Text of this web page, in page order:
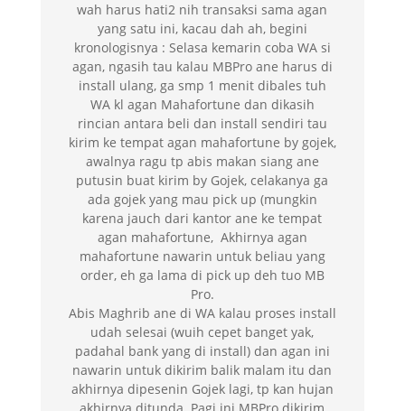
wah harus hati2 nih transaksi sama agan
yang satu ini, kacau dah ah, begini
kronologisnya : Selasa kemarin coba WA si
agan, ngasih tau kalau MBPro ane harus di
install ulang, ga smp 1 menit dibales tuh
WA kl agan Mahafortune dan dikasih
rincian antara beli dan install sendiri tau
kirim ke tempat agan mahafortune by gojek,
awalnya ragu tp abis makan siang ane
putusin buat kirim by Gojek, celakanya ga
ada gojek yang mau pick up (mungkin
karena jauch dari kantor ane ke tempat
agan mahafortune, Akhirnya agan
mahafortune nawarin untuk beliau yang
order, eh ga lama di pick up deh tuo MB
Pro.
Abis Maghrib ane di WA kalau proses install
udah selesai (wuih cepet banget yak,
padahal bank yang di install) dan agan ini
nawarin untuk dikirim balik malam itu dan
akhirnya dipesenin Gojek lagi, tp kan hujan